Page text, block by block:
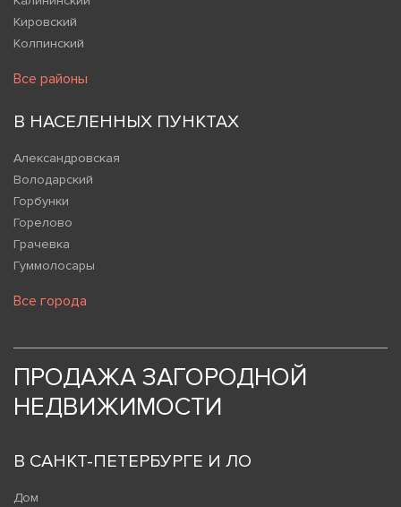
Кировский
Колпинский
Все районы
В НАСЕЛЕННЫХ ПУНКТАХ
Александровская
Володарский
Горбунки
Горелово
Грачевка
Гуммолосары
Все города
ПРОДАЖА ЗАГОРОДНОЙ
НЕДВИЖИМОСТИ
В САНКТ-ПЕТЕРБУРГЕ И ЛО
Дом